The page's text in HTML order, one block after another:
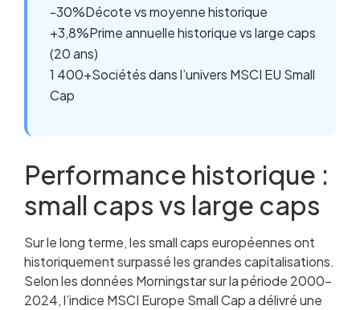
-30%Décote vs moyenne historique
+3,8%Prime annuelle historique vs large caps
(20 ans)
1 400+Sociétés dans l’univers MSCI EU Small
Cap
Performance historique :
small caps vs large caps
Sur le long terme, les small caps européennes ont
historiquement surpassé les grandes capitalisations.
Selon les données Morningstar sur la période 2000-
2024, l’indice MSCI Europe Small Cap a délivré une